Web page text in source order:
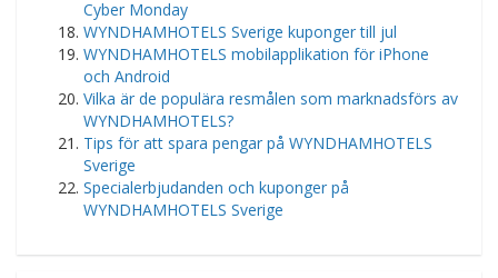
Cyber ​​​​Monday
WYNDHAMHOTELS Sverige kuponger till jul
WYNDHAMHOTELS mobilapplikation för iPhone
och Android
Vilka är de populära resmålen som marknadsförs av
WYNDHAMHOTELS?
Tips för att spara pengar på WYNDHAMHOTELS
Sverige
Specialerbjudanden och kuponger på
WYNDHAMHOTELS Sverige